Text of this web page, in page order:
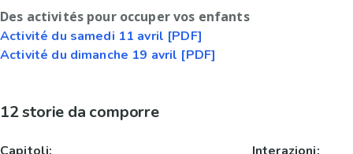
Des activités pour occuper vos enfants
Activité du samedi 11 avril [PDF]
Activité du dimanche 19 avril [PDF]
12 storie da comporre